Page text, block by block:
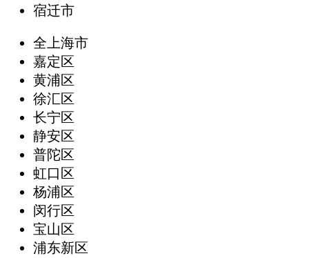
宿迁市
全上海市
嘉定区
黄浦区
徐汇区
长宁区
静安区
普陀区
虹口区
杨浦区
闵行区
宝山区
浦东新区